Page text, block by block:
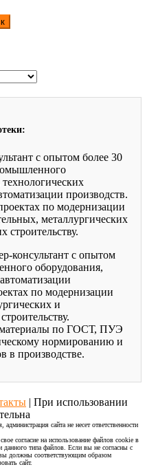
с опытом более 30
производств.
по модернизации
металлургических
строительству.
консультант с опытом
оборудования,
по модернизации
и
материалы по ГОСТ, ПУЭ
нормированию и
в производстве.
| При использовании
сайта не несет ответственности
согласие на использование файлов cookie в
типа файлов. Если вы не согласны с
должны соответствующим образом
сайт.